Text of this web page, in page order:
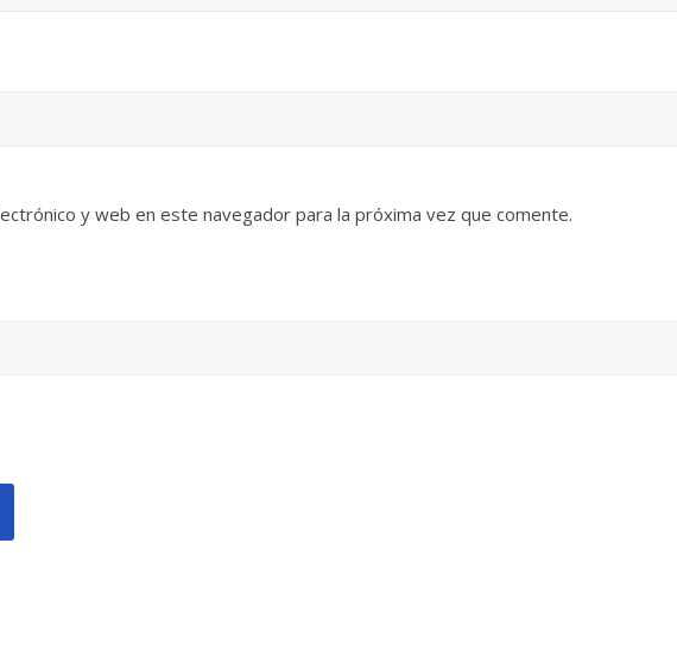
y web en este navegador para la próxima vez que comente.